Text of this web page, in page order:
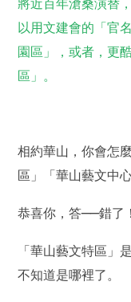
以用文建會的「官
園區」，或者，更
區」。
相約華山，你會怎
區」「華山藝文中
恭喜你，答──錯了！
「華山藝文特區」
不知道是哪裡了。